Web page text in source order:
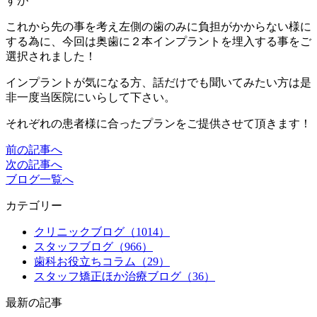
これから先の事を考え左側の歯のみに負担がかからない様に
する為に、今回は奥歯に２本インプラントを埋入する事をご
選択されました！
インプラントが気になる方、話だけでも聞いてみたい方は是
非一度当医院にいらして下さい。
それぞれの患者様に合ったプランをご提供させて頂きます！
前の記事へ
次の記事へ
ブログ一覧へ
カテゴリー
クリニックブログ（1014）
スタッフブログ（966）
歯科お役立ちコラム（29）
スタッフ矯正ほか治療ブログ（36）
最新の記事